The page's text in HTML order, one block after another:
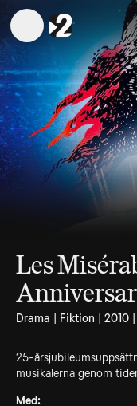
Les
Drama | Fiktion | 2010
25-
musikalerna genom
Med: